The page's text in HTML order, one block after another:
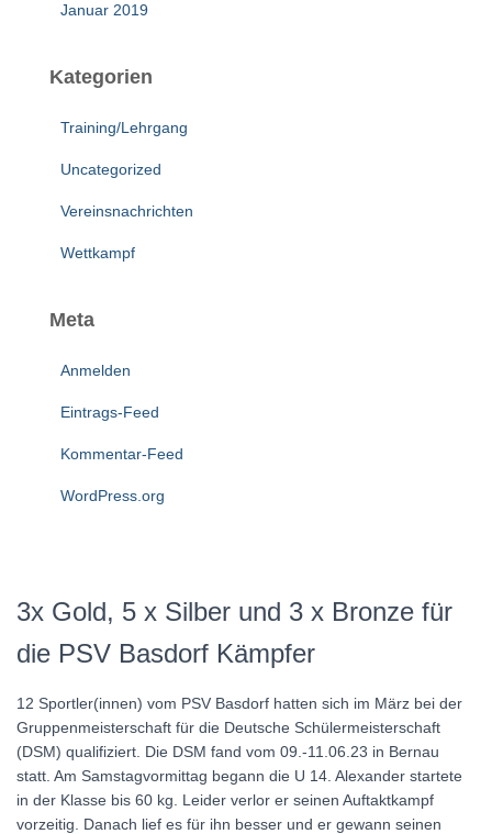
Januar 2019
Kategorien
Training/Lehrgang
Uncategorized
Vereinsnachrichten
Wettkampf
Meta
Anmelden
Eintrags-Feed
Kommentar-Feed
WordPress.org
3x Gold, 5 x Silber und 3 x Bronze für
die PSV Basdorf Kämpfer
12 Sportler(innen) vom PSV Basdorf hatten sich im März bei der
Gruppenmeisterschaft für die Deutsche Schülermeisterschaft
(DSM) qualifiziert. Die DSM fand vom 09.-11.06.23 in Bernau
statt. Am Samstagvormittag begann die U 14. Alexander startete
in der Klasse bis 60 kg. Leider verlor er seinen Auftaktkampf
vorzeitig. Danach lief es für ihn besser und er gewann seinen